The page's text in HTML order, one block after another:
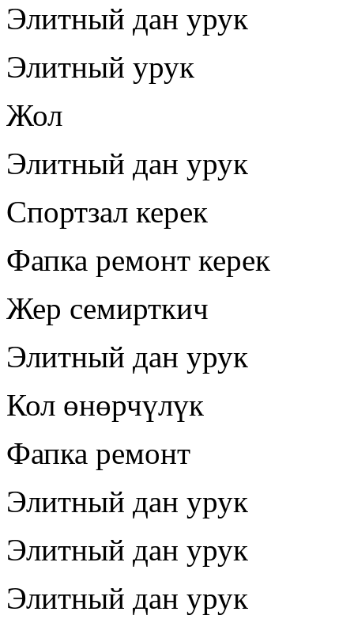
Элитный дан урук
Элитный урук
Жол
Элитный дан урук
Спортзал керек
Фапка ремонт керек
Жер семирткич
Элитный дан урук
Кол өнөрчүлүк
Фапка ремонт
Элитный дан урук
Элитный дан урук
Элитный дан урук